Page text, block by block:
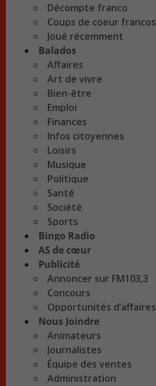
Décompte franco
Coups de coeur francos
Joué récemment
Balados
Affaires
Art de vivre
Bien-être
Emploi
Finances
Infos citoyennes
Loisirs
Musique
Politique
Santé
Société
Sports
Bingo Radio
AS de cœur
Publicité
Annoncer sur FM103,3
Concours
Opportunités d’affaires
Nous Joindre
Animateurs
Journalistes
Équipe des ventes
Administration